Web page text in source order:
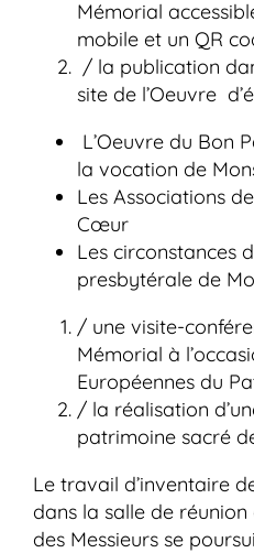
Mémorial
mobile et un QR
/ la publication
site de l’Oeuvre
L’Oeuvre du Bon
la vocation de
Les Associations
Cœur
Les circonstances
presbytérale de
/ une visite-
Mémorial à
Européennes du
/ la réalisation
patrimoine sacré
Le travail d’inventaire
dans la salle de
des Messieurs se